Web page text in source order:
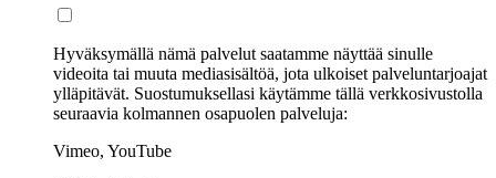
Hyväksymällä nämä palvelut saatamme näyttää sinulle
videoita tai muuta mediasisältöä, jota ulkoiset palveluntarjoajat
ylläpitävät. Suostumuksellasi käytämme tällä verkkosivustolla
seuraavia kolmannen osapuolen palveluja:
Vimeo, YouTube